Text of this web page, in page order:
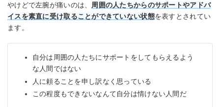
やけどで左腕が痛いのは、 周囲の人たちからのサポートやアドバ
イスを素直に受け取ることができていない状態を表すとされてい
ます。
自分は周囲の人たちにサポートをしてもらえるよう
な人間ではない
人に頼ることを申し訳なく思っている
この程度もできないなんて自分は情けない人間だ